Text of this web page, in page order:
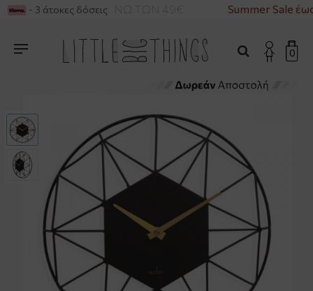
ΓΙΑ ΑΓΟΡΕΣ ΑΝΩ ΤΩΝ 49€ Summer Sale
- 3 άτοκες δόσεις
0